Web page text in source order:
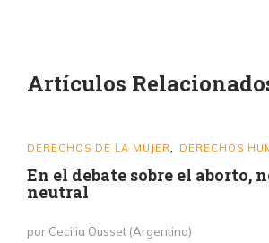
Artículos
DERECHOS DE LA MUJER DERECHOS
En el debate sobre el aborto,
neutral
por Cecilia Ousset (Argentina)